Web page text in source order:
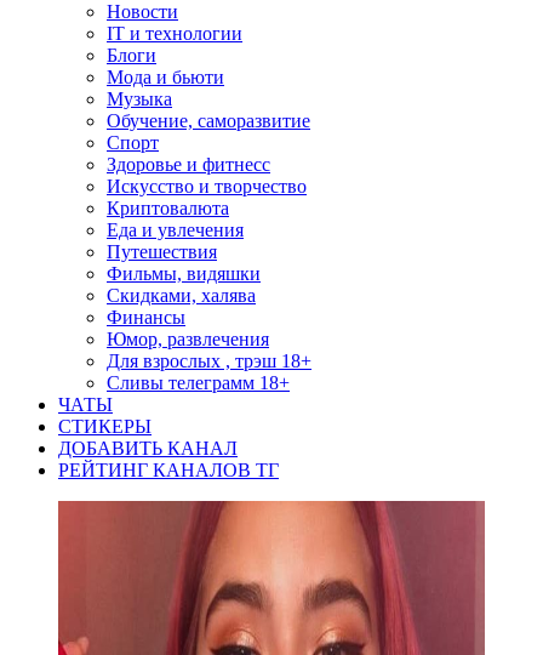
Новости
IT и технологии
Блоги
Мода и бьюти
Музыка
Обучение, саморазвитие
Спорт
Здоровье и фитнесс
Искусство и творчество
Криптовалюта
Еда и увлечения
Путешествия
Фильмы, видяшки
Скидками, халява
Финансы
Юмор, развлечения
Для взрослых , трэш 18+
Сливы телеграмм 18+
ЧАТЫ
СТИКЕРЫ
ДОБАВИТЬ КАНАЛ
РЕЙТИНГ КАНАЛОВ ТГ